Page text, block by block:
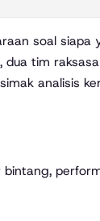
dua tim
analisis